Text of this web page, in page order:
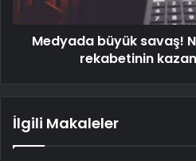
Medyada büyük savaş!
rekabetinin
İlgili Makaleler